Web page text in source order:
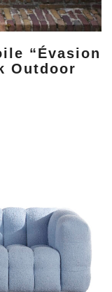
“Évasion
Outdoor